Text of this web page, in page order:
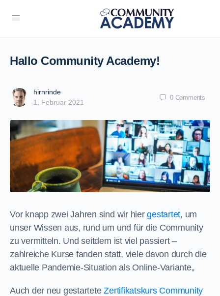
Hallo Community Academy!
hirnrinde
1. Februar 2021
0 Comments
Vor knapp zwei Jahren sind wir hiergestartet, um
unser Wissen aus, rund um und für die Community
zu vermitteln. Und seitdem ist viel passiert –
zahlreiche Kurse fanden statt, viele davon durch die
aktuelle Pandemie-Situation als Online-Variante„
Auch der neu gestarteteZertifikatskurs Community